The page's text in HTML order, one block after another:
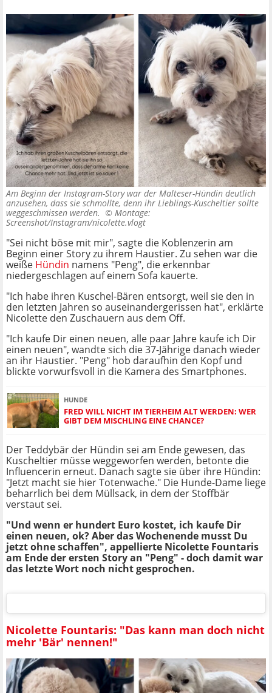
Am Beginn der Instagram-Story war der Malteser-Hündin deutlich
anzusehen, dass sie schmollte, denn ihr Lieblings-Kuscheltier sollte
weggeschmissen werden. © Montage:
Screenshot/Instagram/nicolette.vlogt
"Sei nicht böse mit mir", sagte die Koblenzerin am
Beginn einer Story zu ihrem Haustier. Zu sehen war die
weiße Hündin namens "Peng", die erkennbar
niedergeschlagen auf einem Sofa kauerte.
"Ich habe ihren Kuschel-Bären entsorgt, weil sie den in
den letzten Jahren so auseinandergerissen hat", erklärte
Nicolette den Zuschauern aus dem Off.
"Ich kaufe Dir einen neuen, alle paar Jahre kaufe ich Dir
einen neuen", wandte sich die 37-Jährige danach wieder
an ihr Haustier. "Peng" hob daraufhin den Kopf und
blickte vorwurfsvoll in die Kamera des Smartphones.
HUNDE
FRED WILL NICHT IM TIERHEIM ALT WERDEN: WER
GIBT DEM MISCHLING EINE CHANCE?
Der Teddybär der Hündin sei am Ende gewesen, das
Kuscheltier müsse weggeworfen werden, betonte die
Influencerin erneut. Danach sagte sie über ihre Hündin:
"Jetzt macht sie hier Totenwache." Die Hunde-Dame liege
beharrlich bei dem Müllsack, in dem der Stoffbär
verstaut sei.
"Und wenn er hundert Euro kostet, ich kaufe Dir
einen neuen, ok? Aber das Wochenende musst Du
jetzt ohne schaffen", appellierte Nicolette Fountaris
am Ende der ersten Story an "Peng" - doch damit war
das letzte Wort noch nicht gesprochen.
Nicolette Fountaris: "Das kann man doch nicht
mehr 'Bär' nennen!"